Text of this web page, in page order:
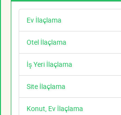
Ev İlaçlama
Otel İlaçlama
İş Yeri İlaçlama
Site İlaçlama
Konut, Ev İlaçlama